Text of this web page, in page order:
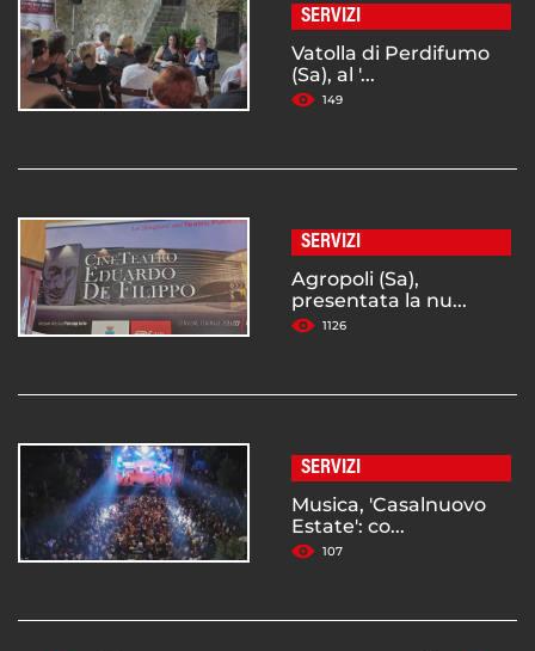
SERVIZI
Vatolla di Perdifumo
(Sa), al '...
149
SERVIZI
Agropoli (Sa),
presentata la nu...
1126
SERVIZI
Musica, 'Casalnuovo
Estate': co...
107